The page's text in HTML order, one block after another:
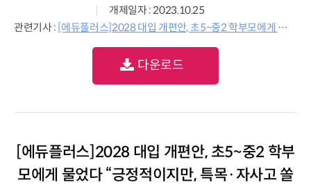
개제일자 : 2023.10.25
관련기사 : [에듀플러스]2028 대입 개편안, 초5~중2 학부모에게 물었다 “긍정적이지만, 특목·자사고 쏠림과 사교육 부담↑…대학, 자율권 확대돼야”
다운로드
[에듀플러스]2028 대입 개편안, 초5~중2 학부
모에게 물었다 “긍정적이지만, 특목·자사고 쏠